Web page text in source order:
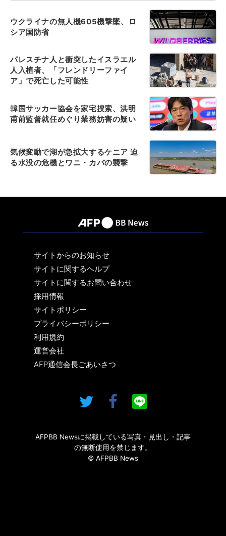
ウクライナの無人機605機撃墜、ロ
シア国防省
パレスチナ人と衝突したイスラエル
人入植者、「フレンドリーファイ
ア」で死亡した可能性
韓国サッカー協会を家宅捜索、洪明
甫前監督就任めぐり業務妨害の疑い
気候変動で湖が急拡大するケニア 迫
る水没の危機とワニ・カバの襲撃
サイトからのお知らせ
サイトに関するヘルプ
サイトに関するお問い合わせ
採用情報
サイトポリシー
プライバシーポリシー
利用規約
運営会社
AFP通信会長ごあいさつ
AFPBB Newsに掲載している写真・見出し・記事
の無断使用を禁じます。
© AFPBB News